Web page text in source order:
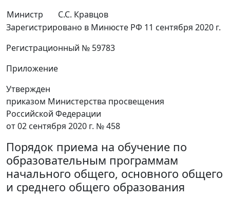
Министр
С.С. Кравцов
Зарегистрировано в Минюсте РФ 11 сентября 2020 г.
Регистрационный № 59783
Приложение
Утвержден
приказом Министерства просвещения
Российской Федерации
от 02 сентября 2020 г. № 458
Порядок приема на обучение по
образовательным программам
начального общего, основного общего
и среднего общего образования